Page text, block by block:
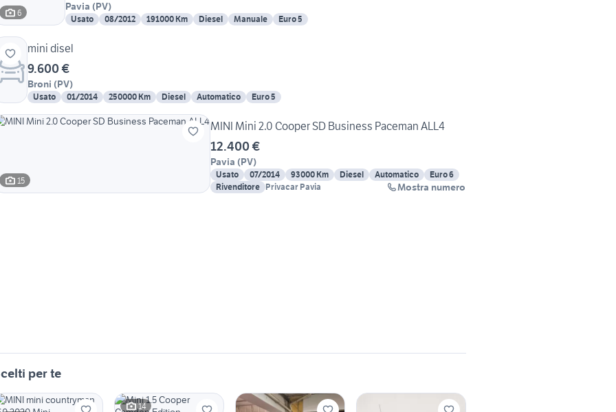
6 Pavia (PV)
Usato 08/2012 191000 Km Diesel Manuale Euro 5
mini disel
9.600 €
Broni (PV)
Usato 01/2014 250000 Km Diesel Automatico Euro 5
15
MINI Mini 2.0 Cooper SD Business Paceman ALL4
12.400 €
Pavia (PV)
Usato 07/2014 93000 Km Diesel Automatico
Euro 6
Rivenditore Privacar Pavia Mostra numero
per te
14